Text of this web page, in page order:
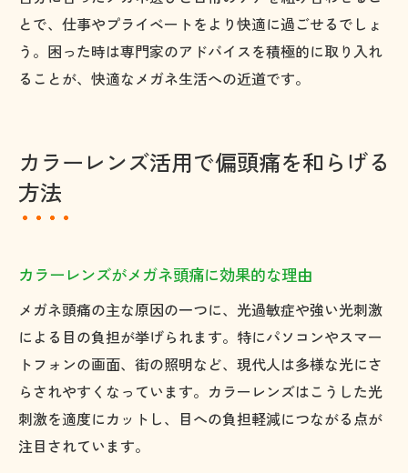
とで、仕事やプライベートをより快適に過ごせるでしょ
う。困った時は専門家のアドバイスを積極的に取り入れ
ることが、快適なメガネ生活への近道です。
カラーレンズ活用で偏頭痛を和らげる
方法
カラーレンズがメガネ頭痛に効果的な理由
メガネ頭痛の主な原因の一つに、光過敏症や強い光刺激
による目の負担が挙げられます。特にパソコンやスマー
トフォンの画面、街の照明など、現代人は多様な光にさ
らされやすくなっています。カラーレンズはこうした光
刺激を適度にカットし、目への負担軽減につながる点が
注目されています。